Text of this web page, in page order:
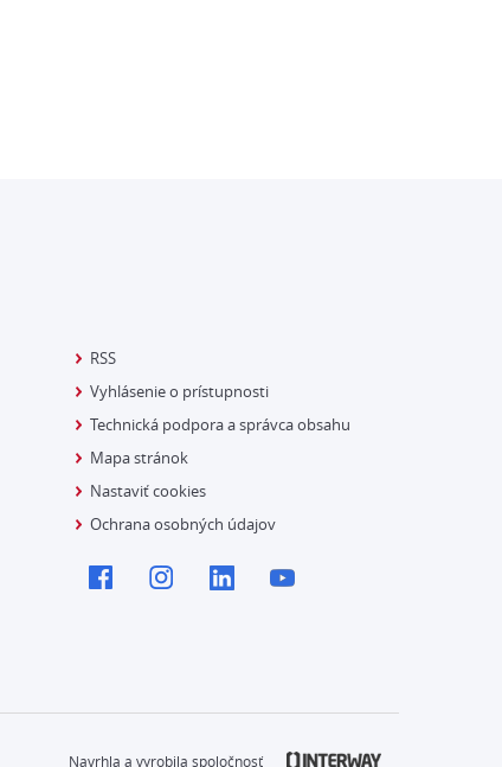
RSS
Vyhlásenie o prístupnosti
Technická podpora a správca obsahu
Mapa stránok
Nastaviť cookies
Ochrana osobných údajov
Navrhla a vyrobila spoločnosť